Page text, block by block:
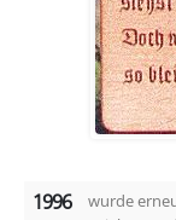
1996
wurde